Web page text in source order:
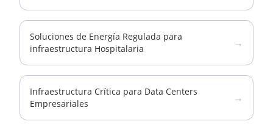
Soluciones de Energía Regulada para
infraestructura Hospitalaria
→
Infraestructura Crítica para Data Centers
Empresariales
→